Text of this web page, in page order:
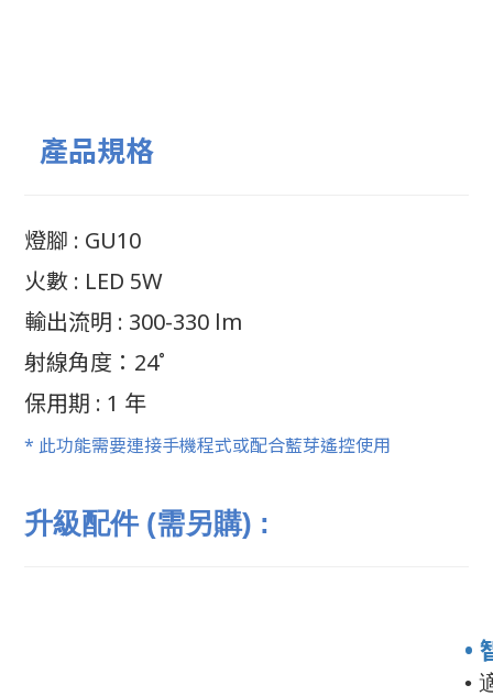
產品規格
燈腳 : GU10
火數 : LED 5W
輸出流明 : 300-330 lm
射線角度：24˚
保用期 : 1 年
* 此功能需要連接手機程式或配合藍芽遙控使用
升級配件 (需另購) :
•
•